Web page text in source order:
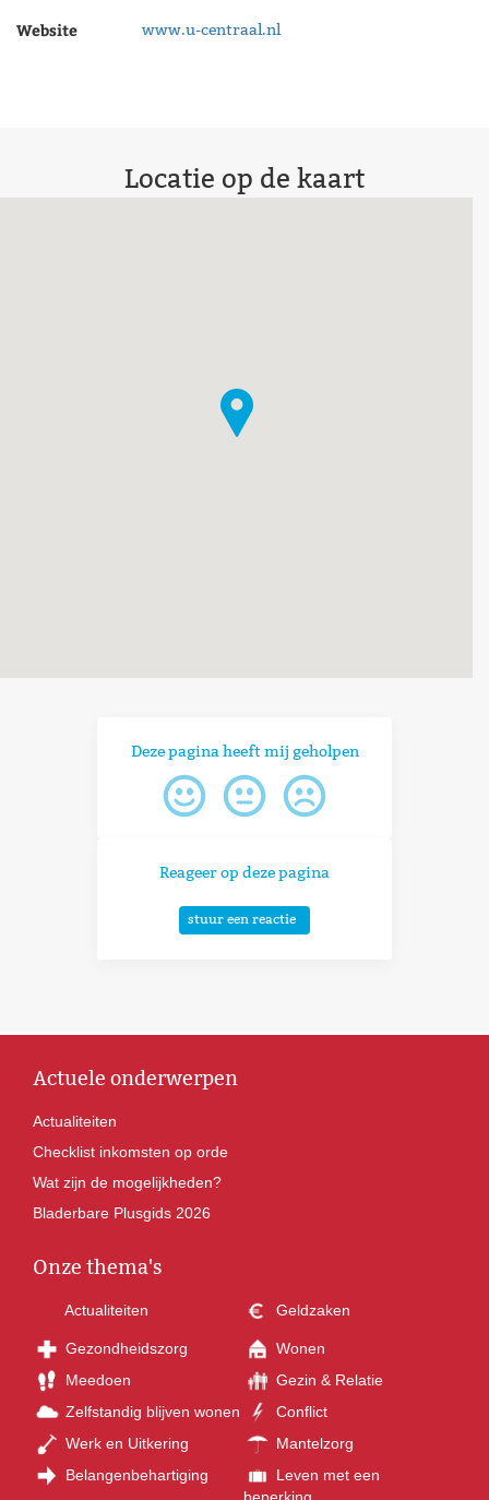
Website www.u-centraal.nl
Locatie op de kaart
Deze pagina heeft mij geholpen
Reageer op deze pagina
stuur een reactie
Actuele onderwerpen
Actualiteiten
Checklist inkomsten op orde
Wat zijn de mogelijkheden?
Bladerbare Plusgids 2026
Onze thema's
Actualiteiten Geldzaken
Gezondheidszorg
Wonen
Meedoen
Gezin & Relatie
Zelfstandig blijven wonen
Conflict
Werk en Uitkering
Mantelzorg
Belangenbehartiging
Leven met een